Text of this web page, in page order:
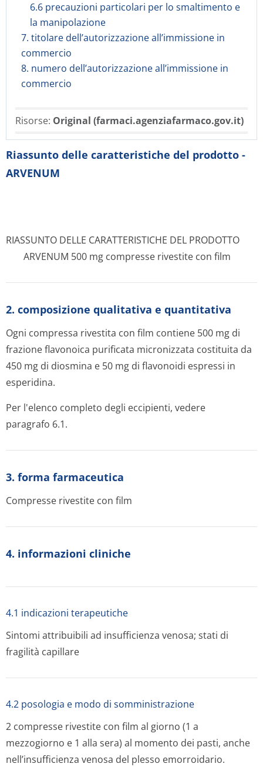
6.6 precauzioni particolari per lo smaltimento e
la manipolazione
7. titolare dell’autorizzazione all’immissione in
commercio
8. numero dell’autorizzazione all’immissione in
commercio
Risorse: Original (farmaci.agenziafarmaco.gov.it)
Riassunto delle caratteristiche del prodotto -
ARVENUM
RIASSUNTO DELLE CARATTERISTICHE DEL PRODOTTO
ARVENUM 500 mg compresse rivestite con film
2. composizione qualitativa e quantitativa
Ogni compressa rivestita con film contiene 500 mg di
frazione flavonoica purificata micronizzata costituita da
450 mg di diosmina e 50 mg di flavonoidi espressi in
esperidina.
Per l'elenco completo degli eccipienti, vedere
paragrafo 6.1.
3. forma farmaceutica
Compresse rivestite con film
4. informazioni cliniche
4.1 indicazioni terapeutiche
Sintomi attribuibili ad insufficienza venosa; stati di
fragilità capillare
4.2 posologia e modo di somministrazione
2 compresse rivestite con film al giorno (1 a
mezzogiorno e 1 alla sera) al momento dei pasti, anche
nell’insufficienza venosa del plesso emorroidario.